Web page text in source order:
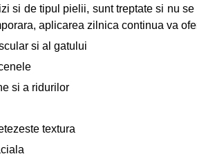
si de tipul pielii, sunt treptate si nu
aplicarea zilnica continua va
si al gatului
si a ridurilor
textura